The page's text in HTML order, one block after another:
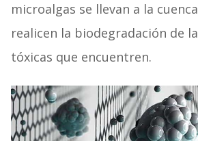
microalgas se llevan a la
realicen la biodegradación de
tóxicas que encuentren.